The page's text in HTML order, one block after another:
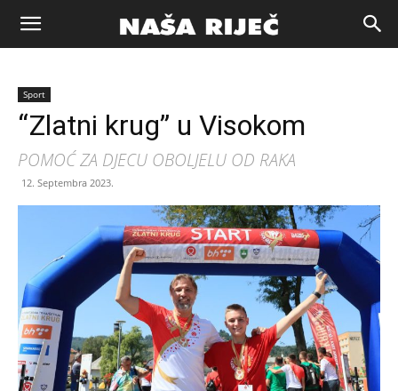
Naša
riječ
Zenica
Sport
“Zlatni krug” u Visokom
POMOĆ ZA DJECU OBOLJELU OD RAKA
12. Septembra 2023.